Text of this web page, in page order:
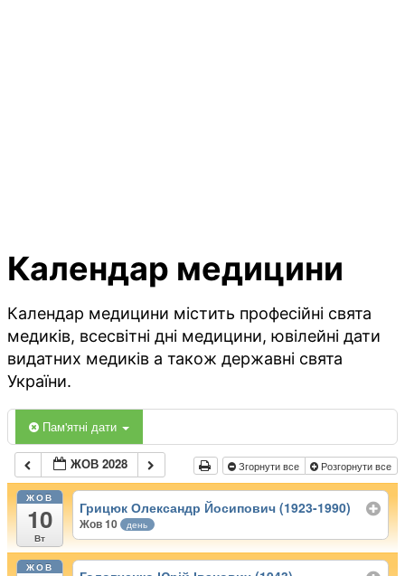
Календар медицини
Календар медицини містить професійні свята
медиків, всесвітні дні медицини, ювілейні дати
видатних медиків а також державні свята
України.
Пам'ятні дати
ЖОВ 2028 Згорнути все Розгорнути все
ЖОВ
10
Вт
Грицюк Олександр Йосипович (1923-1990)
Жов 10 день
ЖОВ